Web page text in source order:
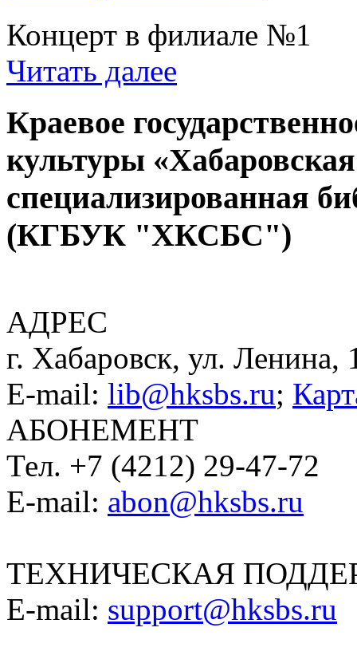
Концерт в филиале №1
Читать далее
Краевое
культуры
специализированная
(КГБУК "ХКСБС")
АДРЕС
г. Хабаровск, ул. Ленина,
E-mail: lib@hksbs.ru;
АБОНЕМЕНТ
Тел. +7 (4212) 29-47-72
E-mail: abon@hksbs.ru
ТЕХНИЧЕСКАЯ
E-mail: support@hksbs.ru